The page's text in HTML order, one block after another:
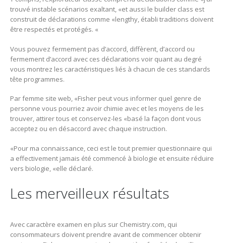
trouvé instable scénarios exaltant, «et aussi le builder class est
construit de déclarations comme «lengthy, établi traditions doivent
être respectés et protégés. «
Vous pouvez fermement pas d’accord, diffèrent, d’accord ou
fermement d’accord avec ces déclarations voir quant au degré
vous montrez les caractéristiques liés à chacun de ces standards
tête programmes.
Par femme site web, «Fisher peut vous informer quel genre de
personne vous pourriez avoir chimie avec et les moyens de les
trouver, attirer tous et conservez-les «basé la façon dont vous
acceptez ou en désaccord avec chaque instruction.
«Pour ma connaissance, ceci est le tout premier questionnaire qui
a effectivement jamais été commencé à biologie et ensuite réduire
vers biologie, «elle déclaré.
Les merveilleux résultats
Avec caractère examen en plus sur Chemistry.com, qui
consommateurs doivent prendre avant de commencer obtenir